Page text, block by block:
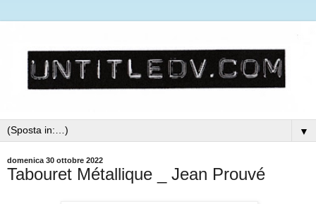
▼
domenica 30 ottobre 2022
Tabouret Métallique _ Jean Prouvé